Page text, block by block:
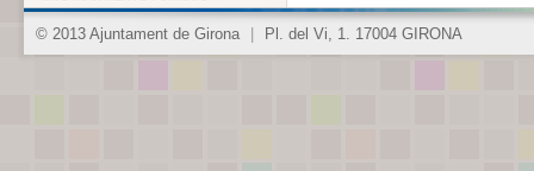
© 2013 Ajuntament de Girona Pl. del Vi, 1. 17004 GIRONA